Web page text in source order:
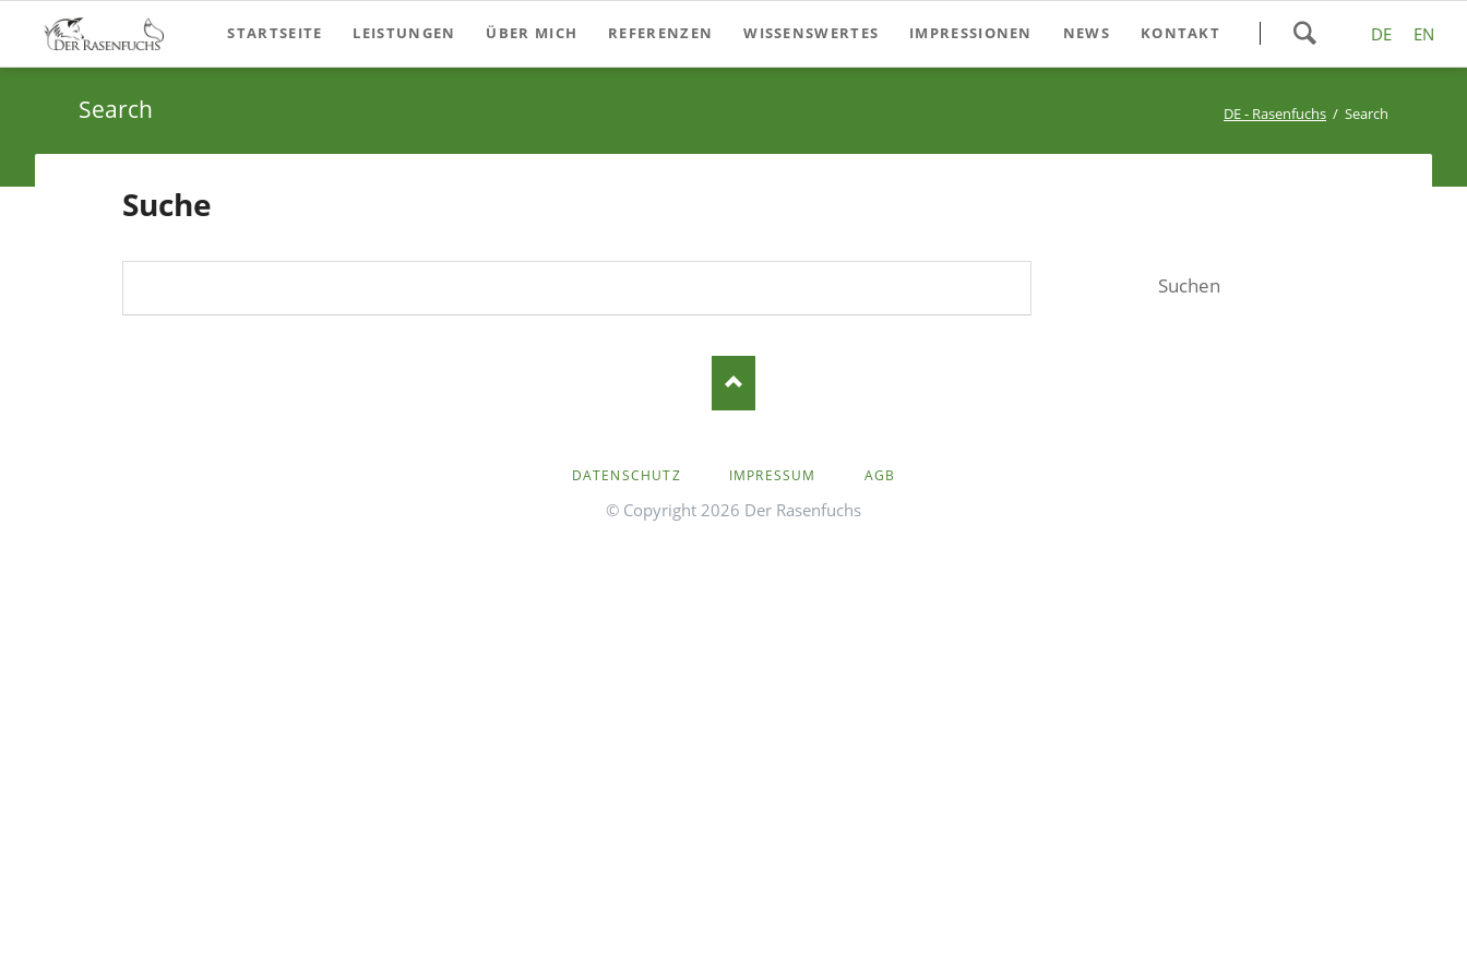
DE EN
überspringen
STARTSEITE LEISTUNGEN ÜBER MICH REFERENZEN WISSENSWERTES IMPRESSIONEN NEWS KONTAKT
Search DE - Rasenfuchs Search
Suche
Suchbegriffe
Suchen
ÜBERSPRINGEN
DATENSCHUTZ IMPRESSUM AGB
© Copyright 2026 Der Rasenfuchs